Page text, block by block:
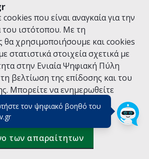
τον ψηφιακό βοηθό του
(πάτησε για κλείσιμο)
που είναι αναγκαία για την
του ιστότοπου. Με τη
θα χρησιμοποιήσουμε και cookies
στατιστικά στοιχεία σχετικά με
στην Ενιαία Ψηφιακή Πύλη
βελτίωση της επίδοσης και του
Μπορείτε να ενημερωθείτε
Πολιτική Cookies.
των απαραίτητων
gov.gr
Υπουργείο Ψηφιακής